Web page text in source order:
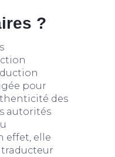
?
pour
des
autorités
effet, elle